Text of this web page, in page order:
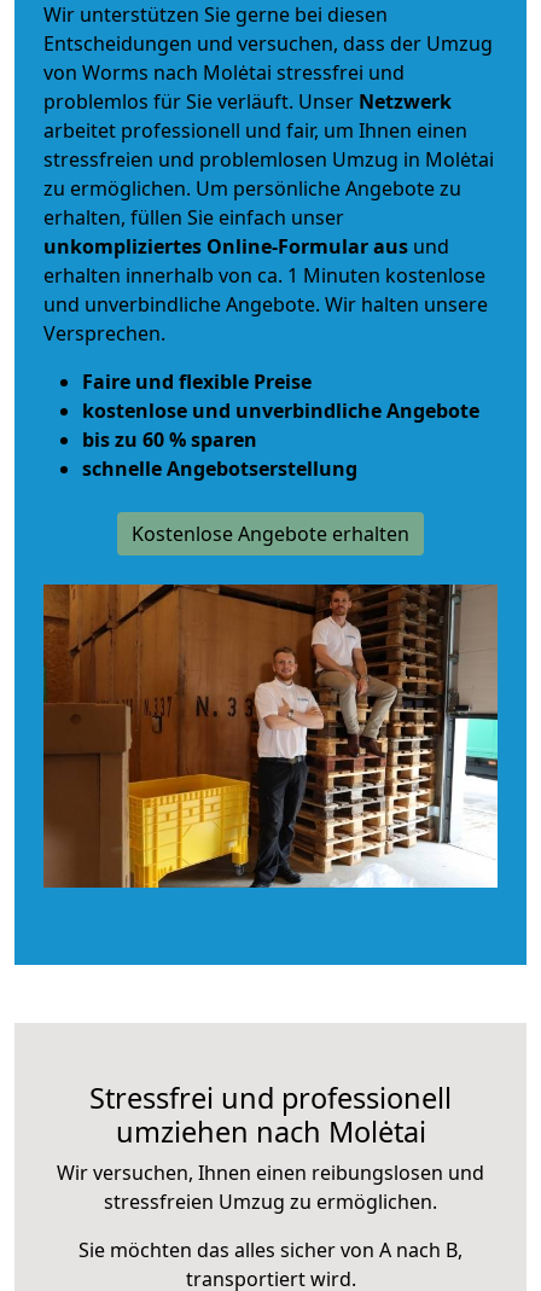
Wir unterstützen Sie gerne bei diesen
Entscheidungen und versuchen, dass der Umzug
von Worms nach Molėtai stressfrei und
problemlos für Sie verläuft. Unser Netzwerk
arbeitet professionell und fair, um Ihnen einen
stressfreien und problemlosen Umzug in Molėtai
zu ermöglichen. Um persönliche Angebote zu
erhalten, füllen Sie einfach unser
unkompliziertes Online-Formular aus und
erhalten innerhalb von ca. 1 Minuten kostenlose
und unverbindliche Angebote. Wir halten unsere
Versprechen.
Faire und flexible Preise
kostenlose und unverbindliche Angebote
bis zu 60 % sparen
schnelle Angebotserstellung
Kostenlose Angebote erhalten
Stressfrei und professionell
umziehen nach Molėtai
Wir versuchen, Ihnen einen reibungslosen und
stressfreien Umzug zu ermöglichen.
Sie möchten das alles sicher von A nach B,
transportiert wird.